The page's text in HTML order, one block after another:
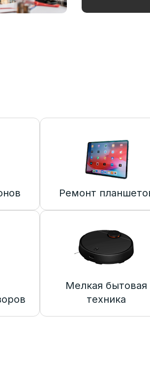
Ремонт
Мелкая бытовая
техника